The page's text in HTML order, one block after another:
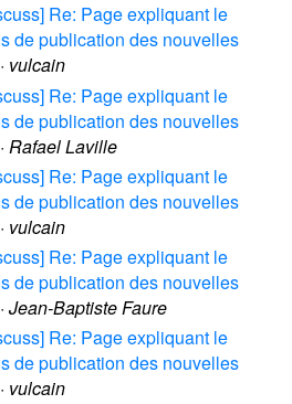
Re: Page expliquant le
de publication des nouvelles
· vulcain
Re: Page expliquant le
de publication des nouvelles
· Rafael Laville
Re: Page expliquant le
de publication des nouvelles
· vulcain
Re: Page expliquant le
de publication des nouvelles
· Jean-Baptiste Faure
Re: Page expliquant le
de publication des nouvelles
· vulcain